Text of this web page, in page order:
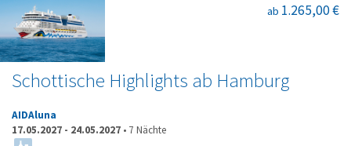
Schottische Highlights ab Hamburg
ab 1.265,00 €
AIDAluna
17.05.2027 - 24.05.2027 • 7 Nächte